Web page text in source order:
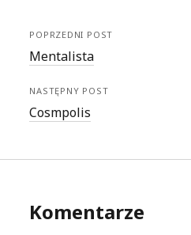
POPRZEDNI POST
Mentalista
NASTĘPNY POST
Cosmpolis
Komentarze